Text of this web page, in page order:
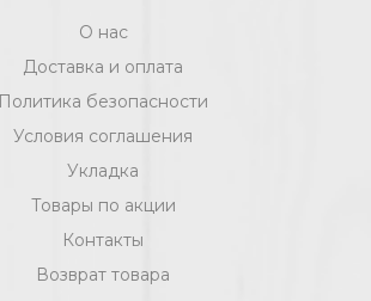
О нас
Доставка и оплата
Политика безопасности
Условия соглашения
Укладка
Товары по акции
Контакты
Возврат товара